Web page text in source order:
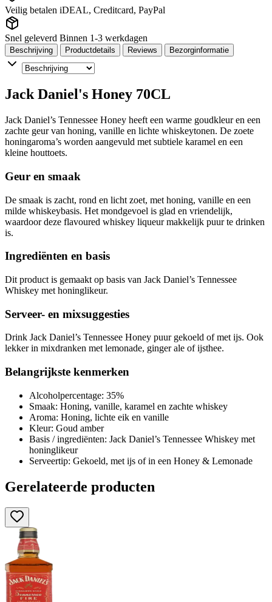
Veilig betalen iDEAL, Creditcard, PayPal
Snel geleverd Binnen 1-3 werkdagen
Beschrijving Productdetails Reviews Bezorginformatie
Jack Daniel's Honey 70CL
Jack Daniel’s Tennessee Honey heeft een warme goudkleur en een
zachte geur van honing, vanille en lichte whiskeytonen. De zoete
honingaroma’s worden aangevuld met subtiele karamel en een
kleine houttoets.
Geur en smaak
De smaak is zacht, rond en licht zoet, met honing, vanille en een
milde whiskeybasis. Het mondgevoel is glad en vriendelijk,
waardoor deze flavoured whiskey liqueur makkelijk puur te drinken
is.
Ingrediënten en basis
Dit product is gemaakt op basis van Jack Daniel’s Tennessee
Whiskey met honinglikeur.
Serveer- en mixsuggesties
Drink Jack Daniel’s Tennessee Honey puur gekoeld of met ijs. Ook
lekker in mixdranken met lemonade, ginger ale of ijsthee.
Belangrijkste kenmerken
Alcoholpercentage: 35%
Smaak: Honing, vanille, karamel en zachte whiskey
Aroma: Honing, lichte eik en vanille
Kleur: Goud amber
Basis / ingrediënten: Jack Daniel’s Tennessee Whiskey met
honinglikeur
Serveertip: Gekoeld, met ijs of in een Honey & Lemonade
Gerelateerde producten